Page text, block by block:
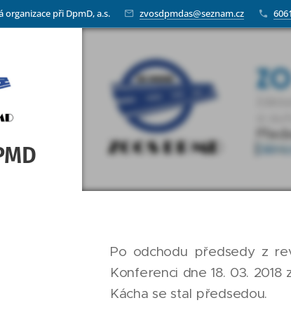
organizace při DpmD, a.s. zvosdpmdas@seznam.cz
Po odchodu předsedy z
Konferenci dne 18. 03.
Kácha se stal předsedou.